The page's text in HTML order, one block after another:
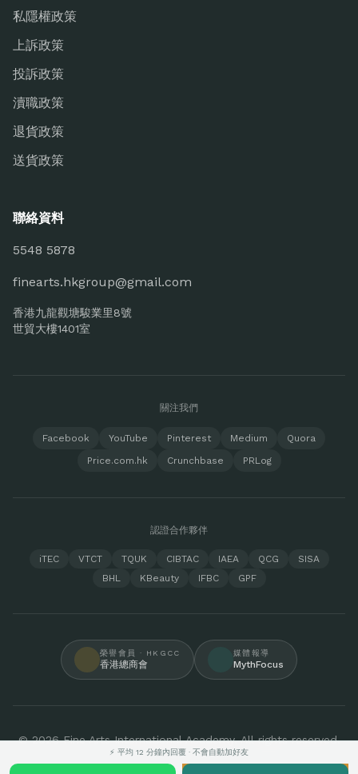
私隱權政策
上訴政策
投訴政策
瀆職政策
退貨政策
送貨政策
聯絡資料
5548 5878
finearts.hkgroup@gmail.com
香港九龍觀塘駿業里8號
世貿大樓1401室
關注我們
Facebook YouTube Pinterest Medium
Quora
Price.com.hk
Crunchbase PRLog
認證合作夥伴
iTEC VTCT TQUK CIBTAC IAEA QCG
SISA
BHL
KBeauty IFBC GPF
榮譽會員 · HKGCC
香港總商會
媒體報導
MythFocus
© 2026 Fine Arts International Academy. All rights reserved.
⚡ 平均 12 分鐘內回覆 · 不會自動加好友